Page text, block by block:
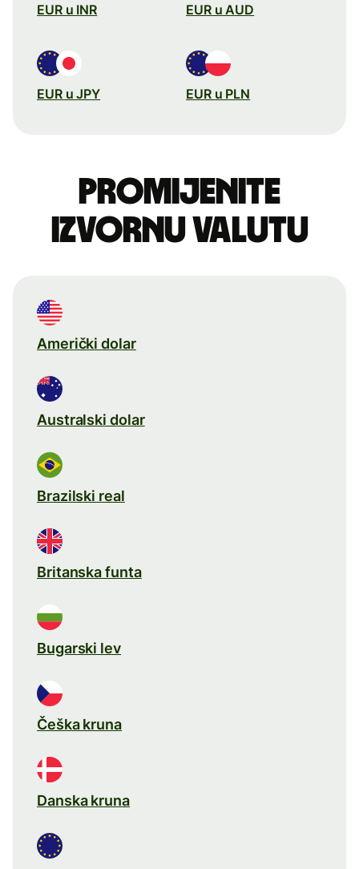
EUR u INR EUR u AUD
EUR u JPY EUR u PLN
Promijenite
izvornu valutu
Američki dolar
Australski dolar
Brazilski real
Britanska funta
Bugarski lev
Češka kruna
Danska kruna